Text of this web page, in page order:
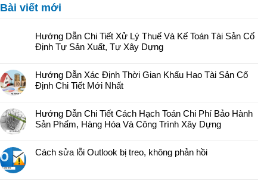
Bài viết mới
Hướng Dẫn Chi Tiết Xử Lý Thuế Và Kế Toán Tài Sản Cố
Định Tự Sản Xuất, Tự Xây Dựng
Hướng Dẫn Xác Định Thời Gian Khấu Hao Tài Sản Cố
Định Chi Tiết Mới Nhất
Hướng Dẫn Chi Tiết Cách Hạch Toán Chi Phí Bảo Hành
Sản Phẩm, Hàng Hóa Và Công Trình Xây Dựng
Cách sửa lỗi Outlook bị treo, không phản hồi